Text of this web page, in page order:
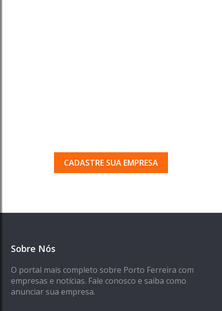
CADASTRE SUA EMPRESA
Sobre Nós
O portal mais completo sobre Porto Ferreira com
empresas e notícias. Fale conosco e saiba como
anunciar sua empresa.